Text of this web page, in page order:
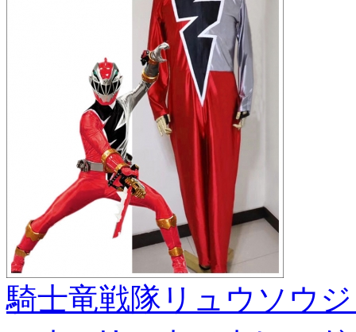
騎士竜戦隊リュウソウ